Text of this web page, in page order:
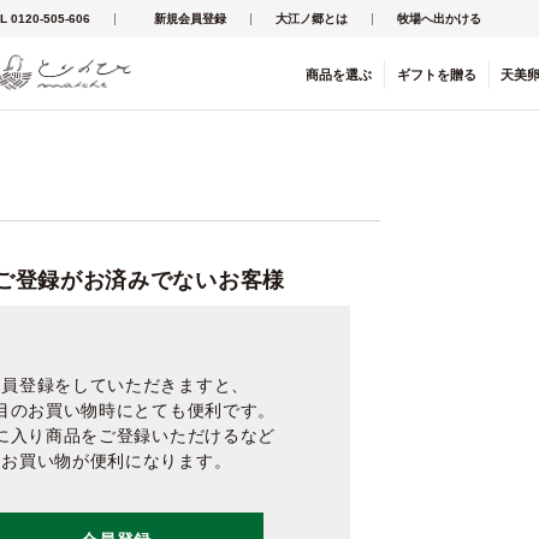
0120-505-606 新規会員登録 大江ノ郷とは 牧場へ出かける
商品を選ぶ ギフト を贈る 天美
登録がお済みでないお客様
登録をしていただきますと、
のお買い物時にとても便利です。
入り商品をご登録いただけるなど
お買い物が便利になります。